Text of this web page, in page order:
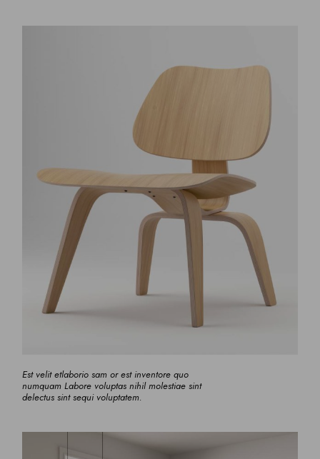
Est velit etlaborio sam or est inventore quo
numquam Labore voluptas nihil molestiae sint
delectus sint sequi voluptatem.